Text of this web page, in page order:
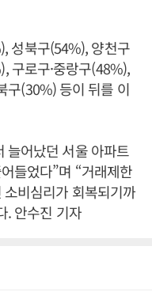
성북구(54%), 양천구
구로구·중랑구(48%),
구(30%) 등이 뒤를 이
늘어났던 서울 아파트
들었다”며 “거래제한
비심리가 회복되기까
. 안수진 기자